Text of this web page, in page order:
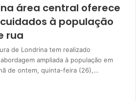
área central oferece
à população
rua
de Londrina tem realizado
ampliada à população em
de ontem, quinta-feira (26),…